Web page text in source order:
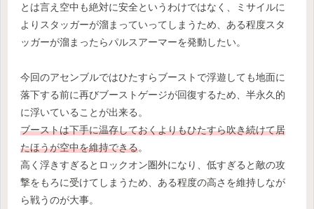
とは言え空中も絶対に安全というわけではなく、ミサイルに
よりスタッガーが溜まっていってしまうため、ある程度スタ
ッガーが溜まったらパルスアーマーを発動したい。
今回のアセンブルではひたすらブーストで浮遊しても地面に
落下する前に再びブーストゲージが回復するため、半永久的
に浮いていることが出来る。
ブーストは下手に温存しておくよりもひたすら吹き続けて居
たほうが空中を維持できる。
高く浮きすぎるとロックオン圏外になり、低すぎると敵の攻
撃をもろに受けてしまうため、ある程度の高さを維持しなが
ら戦うのが大事。